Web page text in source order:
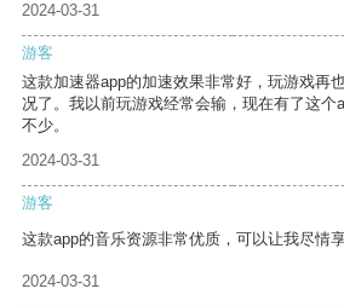
2024-03-31
游客
这款加速器app的加速效果非常好，玩游戏再
况了。我以前玩游戏经常会输，现在有了这个
不少。
2024-03-31
游客
这款app的音乐资源非常优质，可以让我尽情
2024-03-31